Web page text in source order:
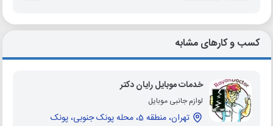
کسب و کارهای مشابه
خدمات موبایل رایان دکتر
لوازم جانبی موبایل
تهران، منطقه 5، محله پونک جنوبی، پونک